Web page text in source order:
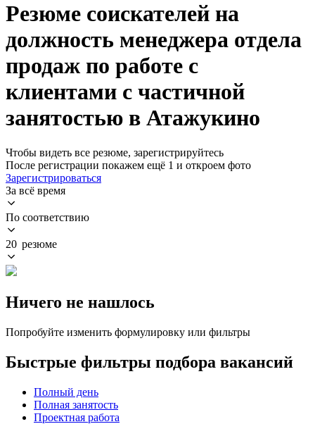
Резюме соискателей на
должность менеджера отдела
продаж по работе с
клиентами с частичной
занятостью в Атажукино
Чтобы видеть все резюме, зарегистрируйтесь
После регистрации покажем ещё 1 и откроем фото
Зарегистрироваться
За всё время
По соответствию
20 резюме
Ничего не нашлось
Попробуйте изменить формулировку или фильтры
Быстрые фильтры подбора вакансий
Полный день
Полная занятость
Проектная работа